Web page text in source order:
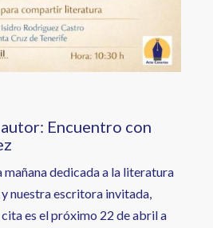
autor: Encuentro con
mañana dedicada a la literatura
nuestra escritora invitada,
es el próximo 22 de abril a